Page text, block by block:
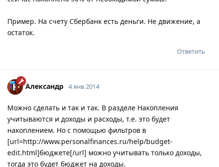
Пример. На счету Сбербанк есть деньги. Не движение, а
остаток.
Ответить
Александр 4 янв 2014
Можно сделать и так и так. В разделе Накопления
учитываются и доходы и расходы, т.е. это будет
накоплением. Но с помощью фильтров в
[url=http://www.personalfinances.ru/help/budget-
edit.html]бюджете[/url] можно учитывать только доходы,
тогда это будет бюджет на доходы.